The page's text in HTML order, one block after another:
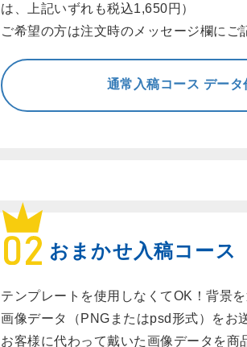
は、上記いずれも税込1,650円）
ご希望の方は注文時のメッセージ欄にご
通常入稿コース データ
おまかせ入稿コース
テンプレートを使用しなくてOK！背景
画像データ（PNGまたはpsd形式）をお
お客様に代わって戴いた画像データを商